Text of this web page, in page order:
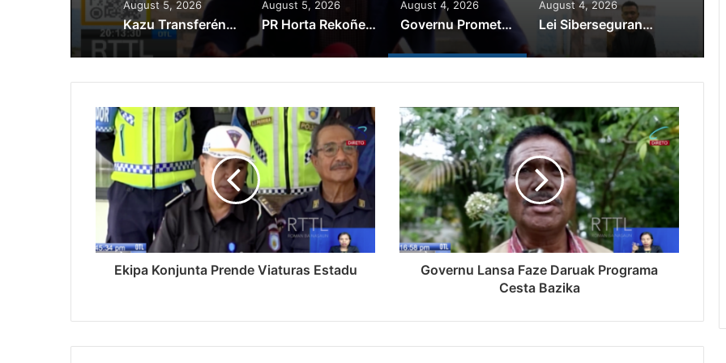
August 5, 2026
Kazu Transferénsia Osan Millaun 42 Husi Singapura, Advogadu Sei Halo Rekursu
August 5, 2026
PR Horta Rekoñese Timoroan Sira Iha Diáspora Nia Kontribuisaun
August 4, 2026
Governu Promete Tau Prioridade ba Setór Minerais no Setór Produtivu
August 4, 2026
Lei Siberseguransa Ajuda Autoridade Polisiál Kaptura Autór Kriminozu ho Paradeiru Iha Estranjeiru
Ekipa Konjunta Prende Viaturas Estadu
Governu Lansa Faze Daruak Programa
Cesta Bazika